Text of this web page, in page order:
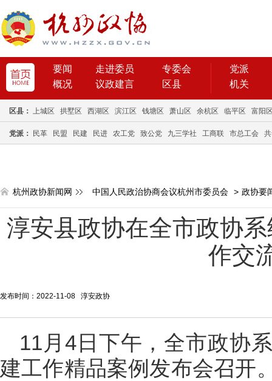
要闻 走进委员
专委会
概况
议政建言 区县
党派
机关
区县： 上城区 拱墅区 西湖区 滨江区 钱塘区 萧山区 余杭区 临平区 富阳
党派： 民革 民盟 民建 民进 农工党 致公党 九三学社 工商联 市总工会
杭州政协新闻网 中国人民政治协商会议杭州市委员会 > 政协要
淳安县政协在全市政协
作交
发布时间：2022-11-08 淳安政协
11月4日下午，全市政协
建工作精品案例发布会召开